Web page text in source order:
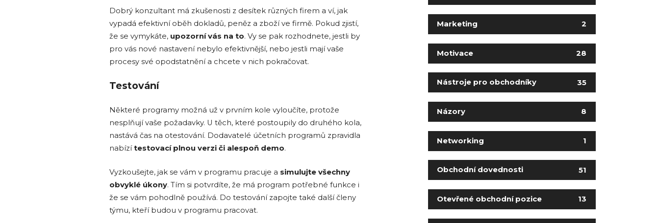
Dobrý konzultant má zkušenosti z desítek různých firem a ví, jak
vypadá efektivní oběh dokladů, peněz a zboží ve firmě. Pokud zjistí,
že se vymykáte, upozorní vás na to. Vy se pak rozhodnete, jestli by
pro vás nové nastavení nebylo efektivnější, nebo jestli mají vaše
procesy své opodstatnění a chcete v nich pokračovat.
Testování
Některé programy možná už v prvním kole vyloučíte, protože
nesplňují vaše požadavky. U těch, které postoupily do druhého kola,
nastává čas na otestování. Dodavatelé účetních programů zpravidla
nabízítestovací plnou verzi či alespoň demo.
Vyzkoušejte, jak se vám v programu pracuje a simulujte všechny
obvyklé úkony. Tím si potvrdíte, že má program potřebné funkce i
že se vám pohodlně používá. Do testování zapojte také další členy
týmu, kteří budou v programu pracovat.
Marketing 2
Motivace 28
Nástroje pro obchodníky 35
Názory 8
Networking 1
Obchodní dovednosti 51
Otevřené obchodní pozice 13